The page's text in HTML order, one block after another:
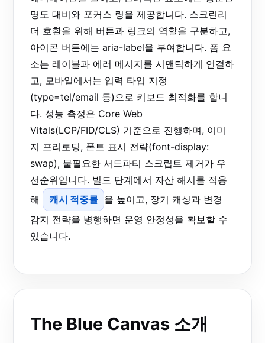
명도 대비와 포커스 링을 제공합니다. 스크린리
더 호환을 위해 버튼과 링크의 역할을 구분하고,
아이콘 버튼에는 aria-label을 부여합니다. 폼 요
소는 레이블과 에러 메시지를 시맨틱하게 연결하
고, 모바일에서는 입력 타입 지정
(type=tel/email 등)으로 키보드 최적화를 합니
다. 성능 측정은 Core Web
Vitals(LCP/FID/CLS) 기준으로 진행하며, 이미
지 프리로딩, 폰트 표시 전략(font-display:
swap), 불필요한 서드파티 스크립트 제거가 우
선순위입니다. 빌드 단계에서 자산 해시를 적용
해
캐시 적중률 을 높이고, 장기 캐싱과 변경
감지 전략을 병행하면 운영 안정성을 확보할 수
있습니다.
The Blue Canvas 소개